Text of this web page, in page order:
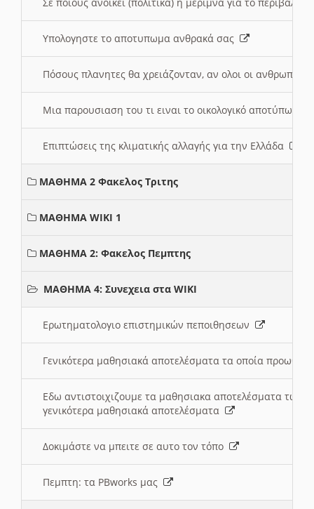
Υπολογηστε το αποτυπωμα ανθρακά σας
Πόσους πλανητες θα χρειάζονταν, αν ολοι οι ανθρωποι
Μια παρουσιαση του τι ειναι το οικολογικό αποτύπωμα
Επιπτώσεις της κλιματικής αλλαγής για την Ελλάδα
ΜΑΘΗΜΑ 2 Φακελος Τριτης
ΜΑΘΗΜΑ WIKI 1
ΜΑΘΗΜΑ 2: Φακελος Πεμπτης
ΜΑΘΗΜΑ 4: Συνεχεια στα WIKI
Ερωτηματολογιο επιστημικών πεποιθησεων
Γενικότερα μαθησιακά αποτελέσματα τα οποία
Εδω αντιστοιχιζουμε τα μαθησιακα αποτελέσματα
γενικότερα μαθησιακά αποτελέσματα
Δοκιμάστε να μπειτε σε αυτο τον τόπο
Πεμπτη: τα PBworks μας